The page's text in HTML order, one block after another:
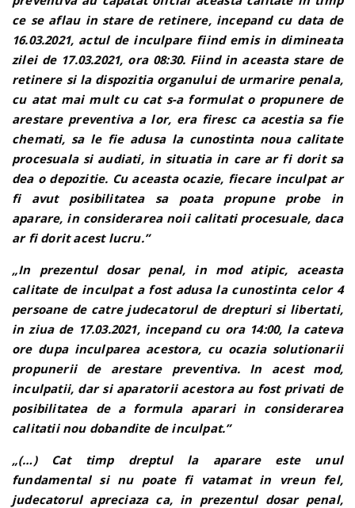
ce se aflau in stare de retinere, incepand cu data de
16.03.2021, actul de inculpare fiind emis in dimineata
zilei de 17.03.2021, ora 08:30. Fiind in aceasta stare de
retinere si la dispozitia organului de urmarire penala,
cu atat mai mult cu cat s-a formulat o propunere de
arestare preventiva a lor, era firesc ca acestia sa fie
chemati, sa le fie adusa la cunostinta noua calitate
procesuala si audiati, in situatia in care ar fi dorit sa
dea o depozitie. Cu aceasta ocazie, fiecare inculpat ar
fi avut posibilitatea sa poata propune probe in
aparare, in considerarea noii calitati procesuale, daca
ar fi dorit acest lucru.”
„In prezentul dosar penal, in mod atipic, aceasta
calitate de inculpat a fost adusa la cunostinta celor 4
persoane de catre judecatorul de drepturi si libertati,
in ziua de 17.03.2021, incepand cu ora 14:00, la cateva
ore dupa inculparea acestora, cu ocazia solutionarii
propunerii de arestare preventiva. In acest mod,
inculpatii, dar si aparatorii acestora au fost privati de
posibilitatea de a formula aparari in considerarea
calitatii nou dobandite de inculpat.”
„(…) Cat timp dreptul la aparare este unul
fundamental si nu poate fi vatamat in vreun fel,
judecatorul apreciaza ca, in prezentul dosar penal,